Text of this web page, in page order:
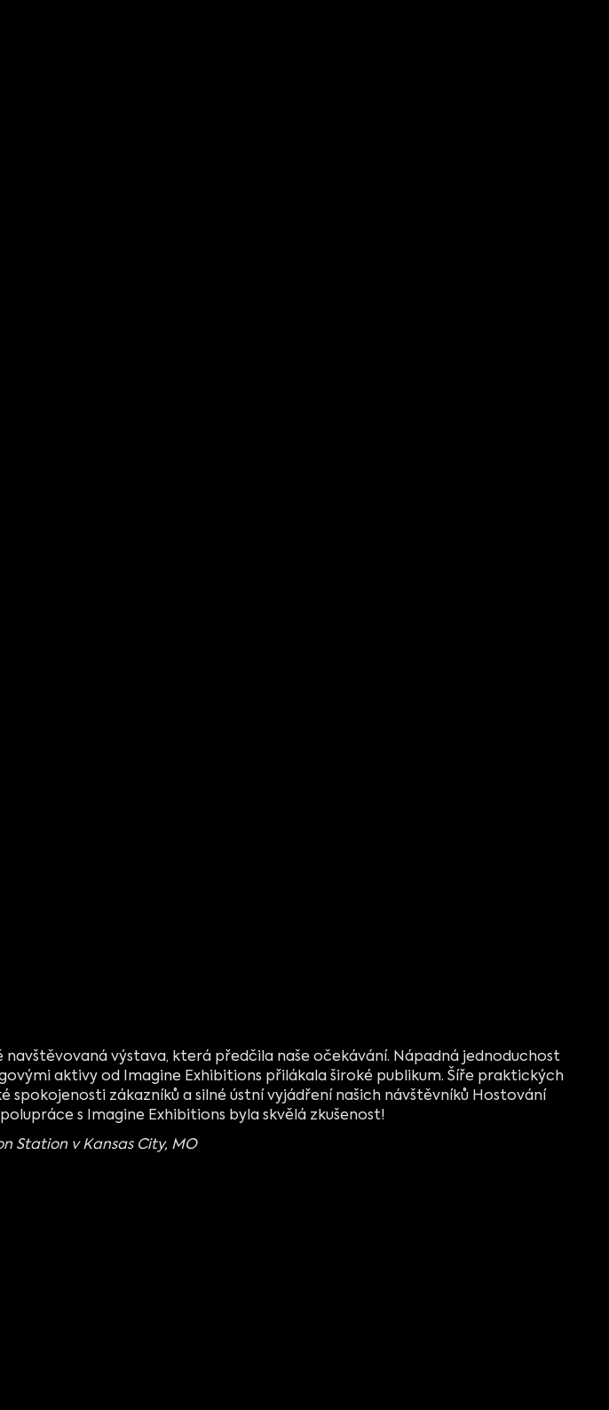
výstava, která předčila naše očekávání. Nápadná jednoduchost
aktivy od Imagine Exhibitions přilákala široké publikum. Šíře praktických
spokojenosti zákazníků a silné ústní vyjádření našich návštěvníků Hostování
s Imagine Exhibitions byla skvělá zkušenost!
Station v Kansas City, MO